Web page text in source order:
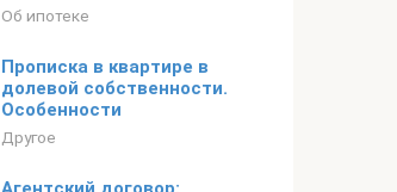
Об ипотеке
Прописка в квартире в
долевой собственности.
Особенности
Другое